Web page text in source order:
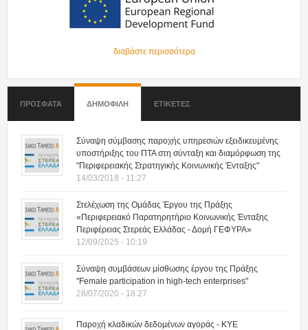
διαβάστε περισσότερα
ΠΡΟΣΦΑΤΑ ΔΗΜΟΦΙΛΗ (ΕΝΕΡΓΗ ΚΑΡΤΕΛΑ)
ΕΤΙΚΕΤΕΣ
Σύναψη σύμβασης παροχής υπηρεσιών εξειδικευμένης
υποστήριξης του ΠΤΑ στη σύνταξη και διαμόρφωση της
"Περιφερειακής Στρατηγικής Κοινωνικής Ένταξης"
14/03/2018 - 11:27
Στελέχωση της Ομάδας Έργου της Πράξης
«Περιφερειακό Παρατηρητήριο Κοινωνικής Ένταξης
Περιφέρειας Στερεάς Ελλάδας - Δομή ΓΕΦΥΡΑ»
12/09/2025 - 10:19
Σύναψη συμβάσεων μίσθωσης έργου της Πράξης
"Female participation in high-tech enterprises"
28/07/2020 - 18:27
Παροχή κλαδικών δεδομένων αγοράς - ΚΥΕ